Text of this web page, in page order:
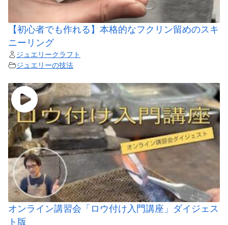
【初心者でも作れる】本格的なフクリン留めのスキ
ニーリング
ジュエリークラフト
ジュエリーの技法
オンライン講習会「ロウ付け入門講座」ダイジェス
ト版